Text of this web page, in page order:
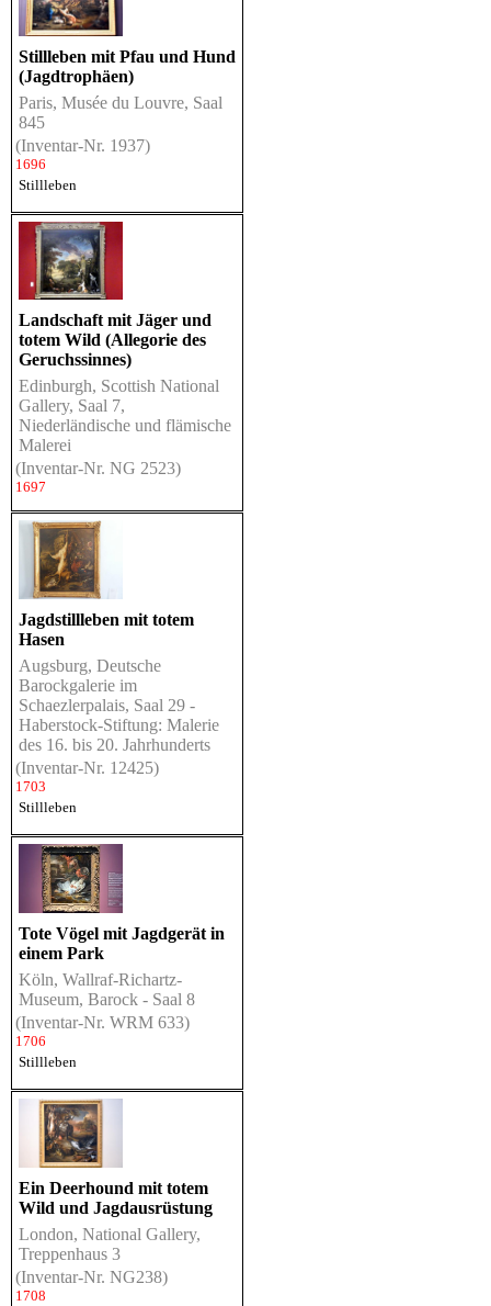
Stillleben mit Pfau und Hund
(Jagdtrophäen)
Paris, Musée du Louvre, Saal
845
(Inventar-Nr. 1937)
1696
Stillleben
Landschaft mit Jäger und
totem Wild (Allegorie des
Geruchssinnes)
Edinburgh, Scottish National
Gallery, Saal 7,
Niederländische und flämische
Malerei
(Inventar-Nr. NG 2523)
1697
Jagdstillleben mit totem
Hasen
Augsburg, Deutsche
Barockgalerie im
Schaezlerpalais, Saal 29 -
Haberstock-Stiftung: Malerie
des 16. bis 20. Jahrhunderts
(Inventar-Nr. 12425)
1703
Stillleben
Tote Vögel mit Jagdgerät in
einem Park
Köln, Wallraf-Richartz-
Museum, Barock - Saal 8
(Inventar-Nr. WRM 633)
1706
Stillleben
Ein Deerhound mit totem
Wild und Jagdausrüstung
London, National Gallery,
Treppenhaus 3
(Inventar-Nr. NG238)
1708